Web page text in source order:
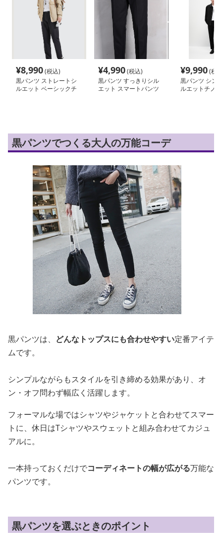
¥8,990(税込)
黒パンツ ストレートシ
ルエット ベーシックチ
¥4,990(税込)
黒パンツ すっきりシル
エット スマートパンツ
¥9,990(税
黒パンツ シン
ルエットチノ
黒パンツでつくる大人の万能コーデ
黒パンツは、 どんなトップスにも合わせやすい定番アイテ
ムです。
シンプルながらもスタイルを引き締める効果があり、オ
ン・オフ問わず幅広く活躍します。
フォーマルな場ではシャツやジャケットと合わせてスマー
トに、休日はTシャツやスウェットと組み合わせてカジュ
アルに。
一本持っておくだけでコーディネートの幅が広がる万能な
パンツです。
黒パンツを選ぶときのポイント